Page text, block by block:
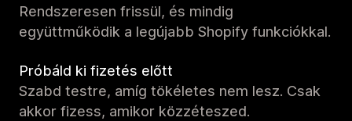
Rendszeresen frissül, és mindig
együttműködik a legújabb Shopify funkciókkal.
Próbáld ki fizetés előtt
Szabd testre, amíg tökéletes nem lesz. Csak
akkor fizess, amikor közzéteszed.